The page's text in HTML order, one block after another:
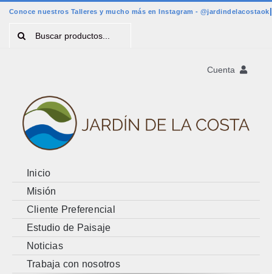
Saltar
contenido
Buscar:
Cuenta
Cart
Inicio
Misión
Cliente Preferencial
Estudio de Paisaje
Noticias
Trabaja con nosotros